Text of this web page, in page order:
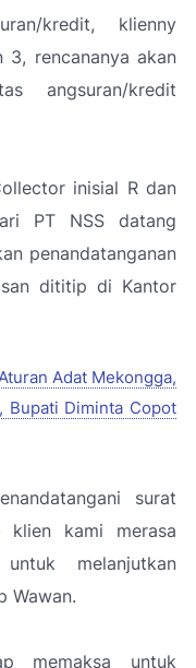
kredit, klienny
3, rencananya akan
angsuran/kredit
inisial R dan
PT NSS datang
penandatanganan
dititip di Kantor
Adat Mekongga,
Bupati Diminta Copot
surat
klien kami merasa
melanjutkan
Wawan.
memaksa untuk